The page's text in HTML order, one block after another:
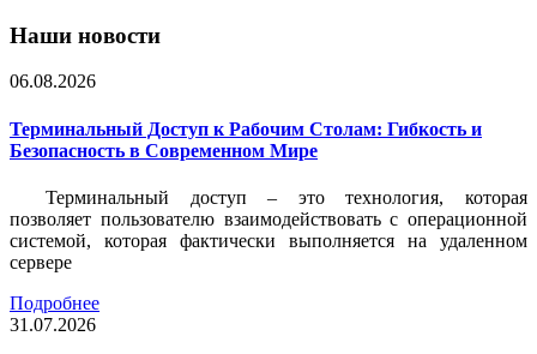
Наши новости
06.08.2026
Терминальный Доступ к Рабочим Столам: Гибкость и
Безопасность в Современном Мире
Терминальный доступ – это технология, которая
позволяет пользователю взаимодействовать с операционной
системой, которая фактически выполняется на удаленном
сервере
Подробнее
31.07.2026